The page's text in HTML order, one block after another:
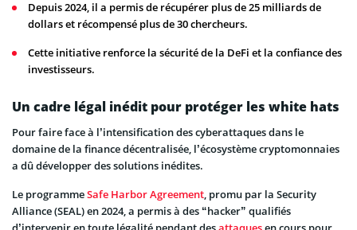
Depuis 2024, il a permis de récupérer plus de 25 milliards de
dollars et récompensé plus de 30 chercheurs.
Cette initiative renforce la sécurité de la DeFi et la confiance des
investisseurs.
Un cadre légal inédit pour protéger les white hats
Pour faire face à l’intensification des cyberattaques dans le
domaine de la finance décentralisée, l’écosystème cryptomonnaies
a dû développer des solutions inédites.
Le programmeSafe Harbor Agreement , promu par la Security
Alliance (SEAL) en 2024, a permis à des “hacker” qualifiés